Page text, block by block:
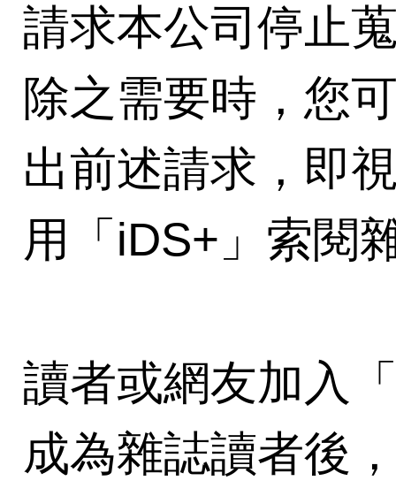
請求本公司停止
除之需要時，您
出前述請求，即
用「iDS+」索閱
讀者或網友加入
成為雜誌讀者後